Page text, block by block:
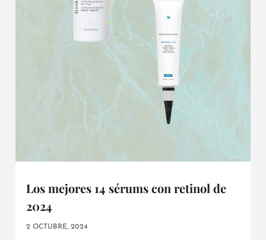
Los mejores 14 sérums con retinol de
2024
2 OCTUBRE, 2024